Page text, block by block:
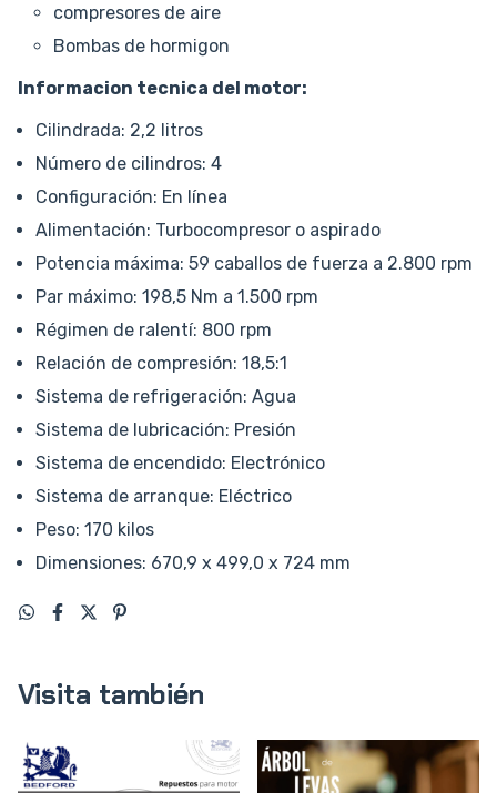
compresores de aire
Bombas de hormigon
Informacion tecnica del motor:
Cilindrada: 2,2 litros
Número de cilindros: 4
Configuración: En línea
Alimentación: Turbocompresor o aspirado
Potencia máxima: 59 caballos de fuerza a 2.800 rpm
Par máximo: 198,5 Nm a 1.500 rpm
Régimen de ralentí: 800 rpm
Relación de compresión: 18,5:1
Sistema de refrigeración: Agua
Sistema de lubricación: Presión
Sistema de encendido: Electrónico
Sistema de arranque: Eléctrico
Peso: 170 kilos
Dimensiones: 670,9 x 499,0 x 724 mm
Visita también